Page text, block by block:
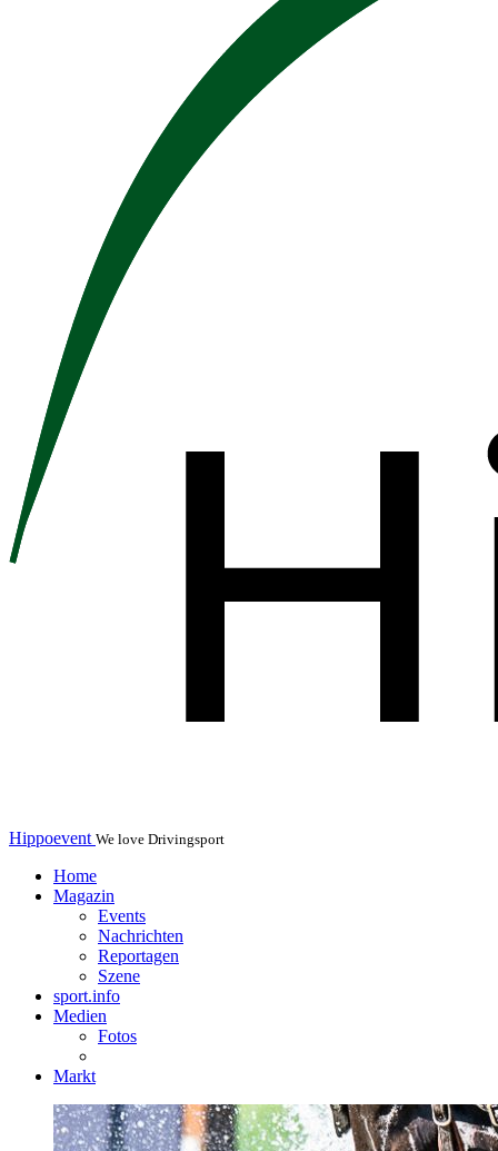
Hippoevent We love Drivingsport
Home
Magazin
Events
Nachrichten
Reportagen
Szene
sport.info
Medien
Fotos
Markt